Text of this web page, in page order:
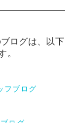
ログは、以下
。
フブログ